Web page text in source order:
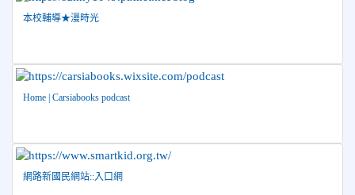
績公告
2026-03-30
榮譽
賀 本校田徑隊參加2026年第二屆楊傳廣
盃全民田徑聯賽 榮獲國小男生團體總錦標第一名！
2026-03-23
臺中教育大學智慧教育中心辦理「Apple
Professional Learning Live：專業學習線上課程（四月、五
月、六月）」訊息，請老師們踴躍報名參加
本校輔導★漫時光
Home | Carsiabooks podcast
網路新國民網站::入口網